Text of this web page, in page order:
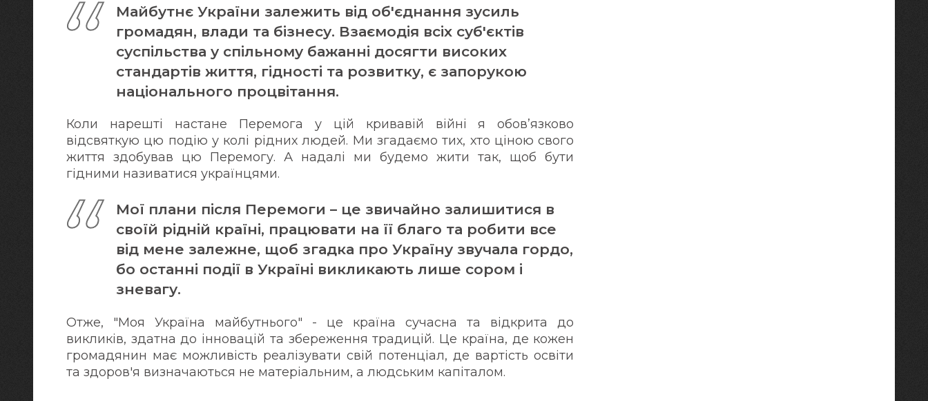
Майбутнє України залежить від об'єднання зусиль
громадян, влади та бізнесу. Взаємодія всіх суб'єктів
суспільства у спільному бажанні досягти високих
стандартів життя, гідності та розвитку, є запорукою
національного процвітання.
Коли нарешті настане Перемога у цій кривавій війні я обов’язково
відсвяткую цю подію у колі рідних людей. Ми згадаємо тих, хто ціною свого
життя здобував цю Перемогу. А надалі ми будемо жити так, щоб бути
гідними називатися українцями.
Мої плани після Перемоги – це звичайно залишитися в
своїй рідній країні, працювати на її благо та робити все
від мене залежне, щоб згадка про Україну звучала гордо,
бо останні події в Україні викликають лише сором і
зневагу.
Отже, "Моя Україна майбутнього" - це країна сучасна та відкрита до
викликів, здатна до інновацій та збереження традицій. Це країна, де кожен
громадянин має можливість реалізувати свій потенціал, де вартість освіти
та здоров'я визначаються не матеріальним, а людським капіталом.